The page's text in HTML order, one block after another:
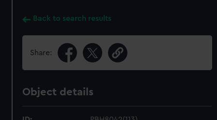
Back to search results
Share:
Object details